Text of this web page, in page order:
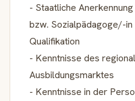
- Staatliche
bzw. Sozialpädagoge/-
Qualifikation
- Kenntnisse des
Ausbildungsmarktes
- Kenntnisse in der